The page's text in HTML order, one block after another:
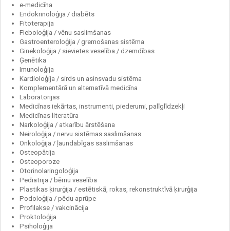
e-medicīna
Endokrinoloģija / diabēts
Fitoterapija
Fleboloģija / vēnu saslimšanas
Gastroenteroloģija / gremošanas sistēma
Ginekoloģija / sievietes veselība / dzemdības
Ģenētika
Imunoloģija
Kardioloģija / sirds un asinsvadu sistēma
Komplementārā un alternatīvā medicīna
Laboratorijas
Medicīnas iekārtas, instrumenti, piederumi, palīglīdzekļi
Medicīnas literatūra
Narkoloģija / atkarību ārstēšana
Neiroloģija / nervu sistēmas saslimšanas
Onkoloģija / ļaundabīgas saslimšanas
Osteopātija
Osteoporoze
Otorinolaringoloģija
Pediatrija / bērnu veselība
Plastikas ķirurģija / estētiskā, rokas, rekonstruktīvā ķirurģija
Podoloģija / pēdu aprūpe
Profilakse / vakcinācija
Proktoloģija
Psiholoģija